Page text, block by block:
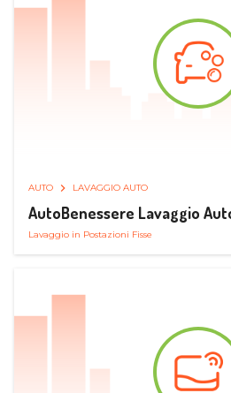
AUTO LAVAGGIO AUTO
AutoBenessere Lavaggio
Lavaggio in Postazioni Fisse